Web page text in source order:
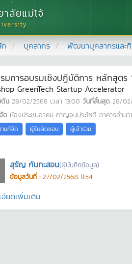
ลัยแม่โจ้
บุคลากร พัฒนาบุคลากรและ
มการอบรมเชิงปฏิบัติการ หลักสูตร
GreenTech Startup Accelerator
ต้น 28/02/2568 เวลา 13:00 วันที่สิ้นสุด 28/
ด ห้องประชุมอาคม กาญจนประโชติ อาคารอำน
นที่จัด ผู้รับผิดชอบ ผู้เข้าร่วม
สุรัญ กันทะสอน(ผู้บันทึกข้อมูล)
ข้อมูลวันที่ : 27/02/2568 11:54
อียดเพิ่มเติม